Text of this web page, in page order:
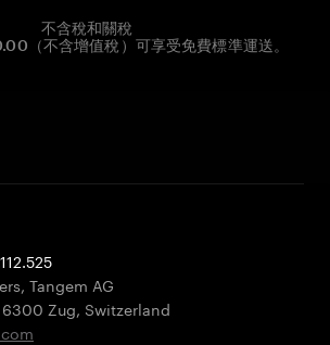
不含稅和關稅
（不含增值稅）可享受免費標準運送。
Tangem AG
6300 Zug, Switzerland